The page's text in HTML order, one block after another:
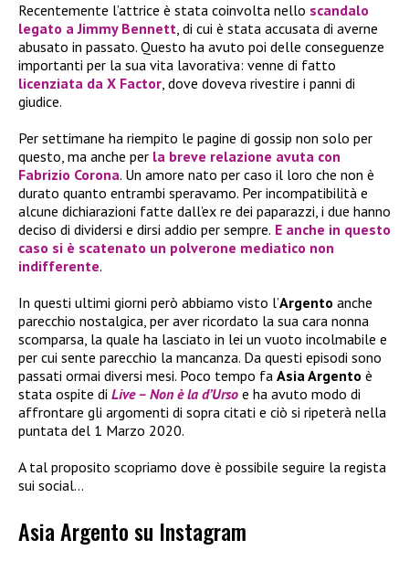
Recentemente l’attrice è stata coinvolta nello scandalo
legato aJimmy Bennett , di cui è stata accusata di averne
abusato in passato. Questo ha avuto poi delle conseguenze
importanti per la sua vita lavorativa: venne di fatto
licenziata da X Factor , dove doveva rivestire i panni di
giudice.
Per settimane ha riempito le pagine di gossip non solo per
questo, ma anche per la breve relazione avuta con
Fabrizio Corona. Un amore nato per caso il loro che non è
durato quanto entrambi speravamo. Per incompatibilità e
alcune dichiarazioni fatte dall’ex re dei paparazzi, i due hanno
deciso di dividersi e dirsi addio per sempre. E anche in questo
caso si è scatenato un polverone mediatico non
indifferente.
In questi ultimi giorni però abbiamo visto l’Argento anche
parecchio nostalgica, per aver ricordato la sua cara nonna
scomparsa, la quale ha lasciato in lei un vuoto incolmabile e
per cui sente parecchio la mancanza. Da questi episodi sono
passati ormai diversi mesi. Poco tempo fa Asia Argento è
stata ospite di Live – Non è la d’Urso e ha avuto modo di
affrontare gli argomenti di sopra citati e ciò si ripeterà nella
puntata del 1 Marzo 2020.
A tal proposito scopriamo dove è possibile seguire la regista
sui social…
Asia Argento su Instagram